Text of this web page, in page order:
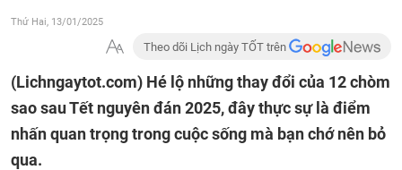
Thứ Hai, 13/01/2025
Theo dõi Lịch ngày TỐT trên
(Lichngaytot.com) Hé lộ những thay đổi của 12 chòm
sao sau Tết nguyên đán 2025, đây thực sự là điểm
nhấn quan trọng trong cuộc sống mà bạn chớ nên bỏ
qua.